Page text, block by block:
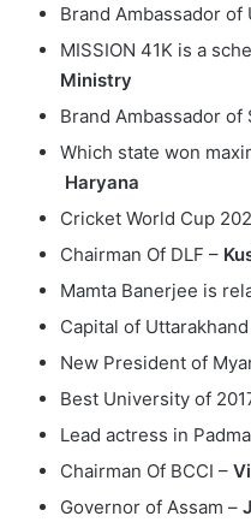
Brand Ambassador of
MISSION 41K is a
Ministry
Brand Ambassador of
Which state won
Haryana
Cricket World Cup
Chairman Of DLF –
Mamta Banerjee is
Capital of
New President of
Best University of
Lead actress in
Chairman Of BCCI –
Governor of Assam –